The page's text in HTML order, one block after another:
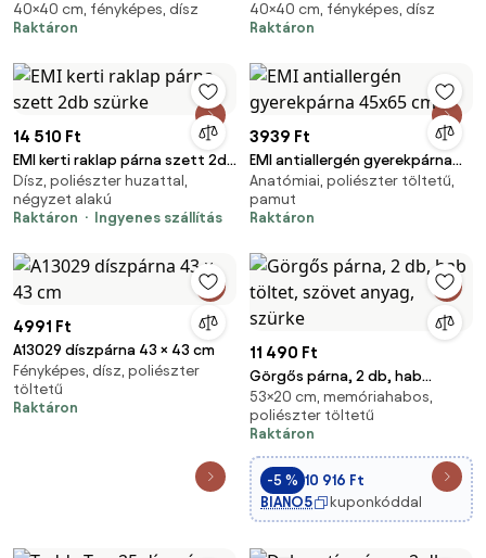
40×40 cm, fényképes, dísz
Raktáron
díszpárna 40x40 cm
40×40 cm, fényképes, dísz
Raktáron
14 510 Ft
EMI kerti raklap párna szett 2db
szürke
Dísz, poliészter huzattal,
négyzet alakú
Raktáron
Ingyenes szállítás
3939 Ft
EMI antiallergén gyerekpárna
45x65 cm
Anatómiai, poliészter töltetű,
pamut
Raktáron
4991 Ft
A13029 díszpárna 43 × 43 cm
Fényképes, dísz, poliészter
töltetű
Raktáron
11 490 Ft
Görgős párna, 2 db, hab
töltet, szövet anyag, szürke
53×20 cm, memóriahabos,
poliészter töltetű
Raktáron
-5 % 10 916 Ft
BIANO5
kuponkóddal